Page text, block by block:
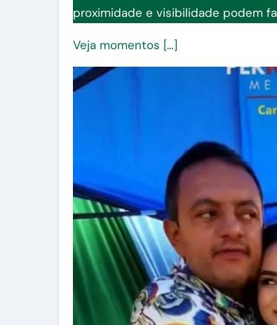
proximidade e visibilidade podem
Veja momentos […]